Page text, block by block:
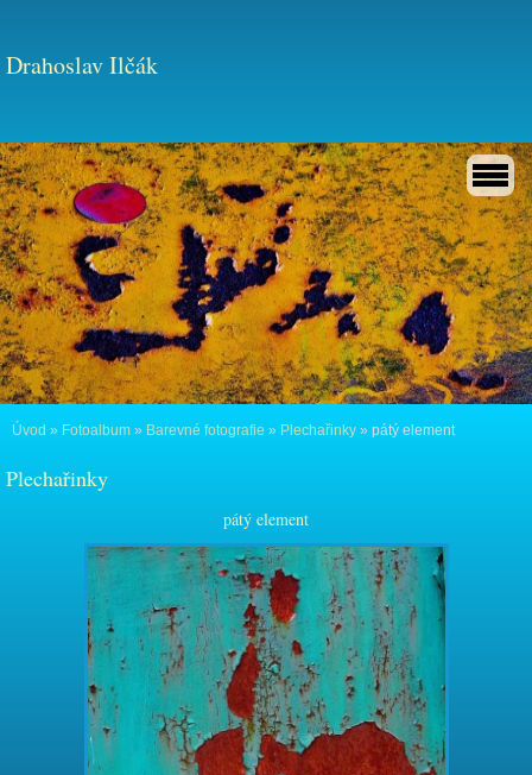
Drahoslav Ilčák
Úvod » Fotoalbum » Barevné fotografie » Plechařinky » pátý element
Plechařinky
pátý element